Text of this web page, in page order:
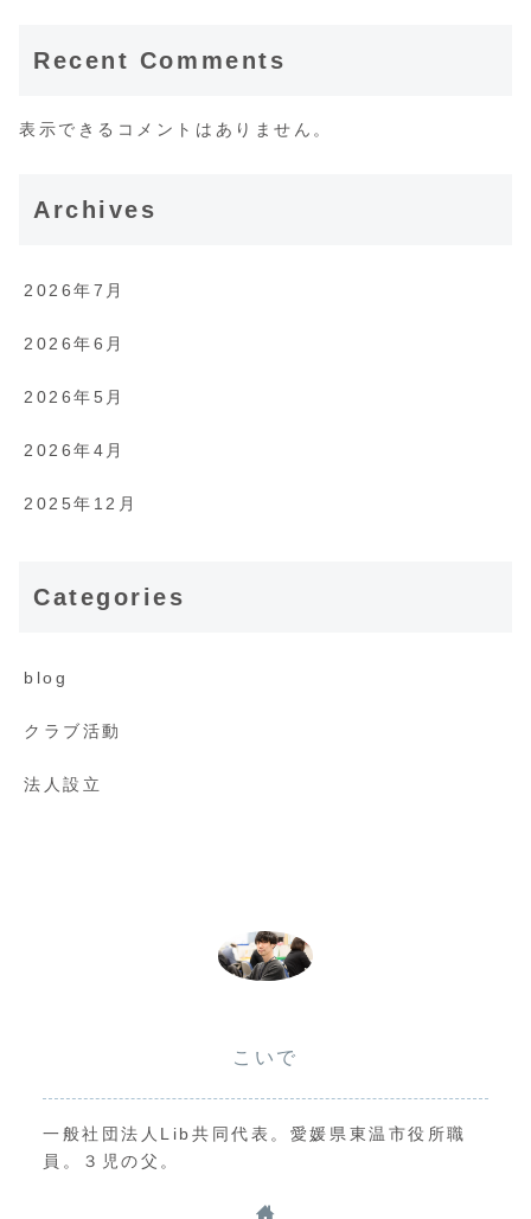
Recent Comments
表示できるコメントはありません。
Archives
2026年7月
2026年6月
2026年5月
2026年4月
2025年12月
Categories
blog
クラブ活動
法人設立
こいで
一般社団法人Lib共同代表。愛媛県東温市役所職
員。３児の父。